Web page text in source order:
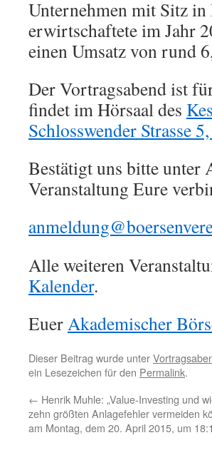
Unternehmen mit Sitz
erwirtschaftete im Jahr
einen Umsatz von rund
Der Vortragsabend ist
findet im Hörsaal des
Schlosswender Strasse
Bestätigt uns bitte unter
Veranstaltung Eure
Alle weiteren
Kalender.
EuerAkademischer
Dieser Beitrag wurde unter
ein Lesezeichen für den Permalink.
← Henrik Muhle: „Value-Investing und
zehn größten Anlagefehler vermeiden
am Montag, dem 20. April 2015, um